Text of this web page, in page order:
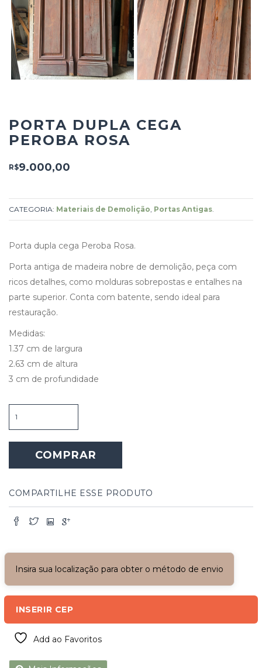
PORTA DUPLA CEGA
PEROBA ROSA
R$9.000,00
CATEGORIA: Materiais de Demolição Portas Antigas
Porta dupla cega Peroba Rosa.
Porta antiga de madeira nobre de demolição, peça com
ricos detalhes, como molduras sobrepostas e entalhes na
parte superior. Conta com batente, sendo ideal para
restauração.
Medidas:
1.37 cm de largura
2.63 cm de altura
3 cm de profundidade
Dupla
Cega
Peroba
quantidade
COMPRAR
COMPARTILHE ESSE PRODUTO
Insira sua localização para obter o método de envio
INSERIR CEP
Add ao Favoritos